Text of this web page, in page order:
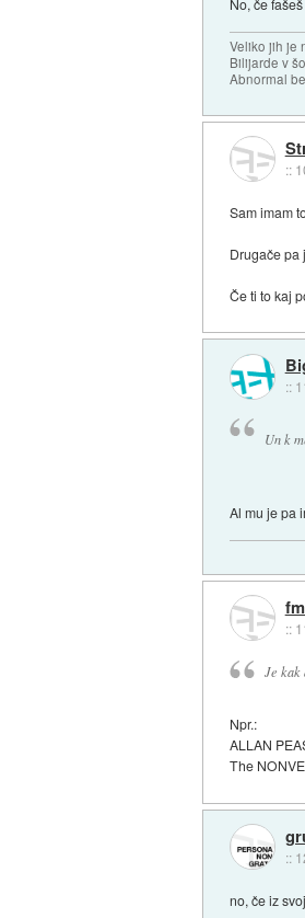
No, če
Veliko jih je
Bilijarde v
Abnormal
::
Sam imam
Drugače pa
Če ti to kaj
::
Un k
Al mu je pa
::
Je kak
Npr.:
ALLAN
The
::
no, če iz